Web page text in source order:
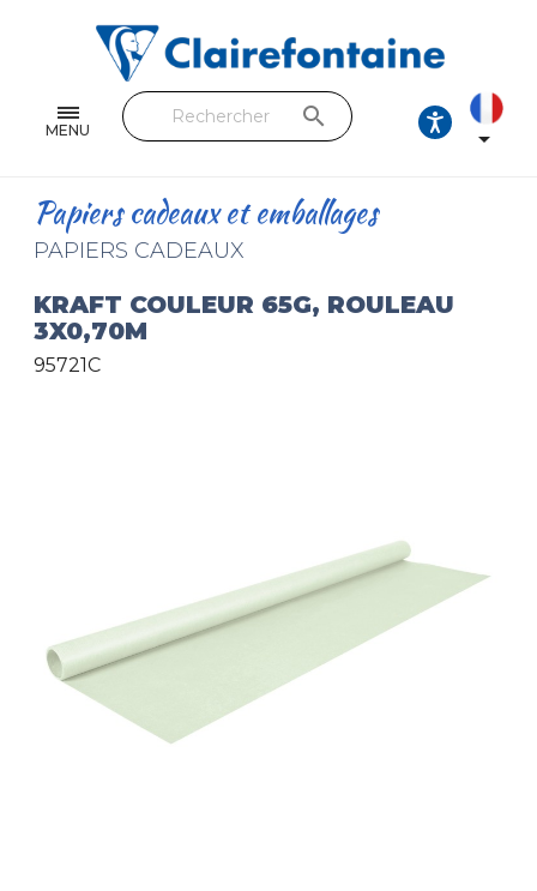
MENU
Feuilles & Copies
Beaux-arts & Dessin
Loisirs créatifs
Cuir & trousses
search

Papiers cadeaux et emballages
PAPIERS CADEAUX
KRAFT COULEUR 65G, ROULEAU
3X0,70M
95721C